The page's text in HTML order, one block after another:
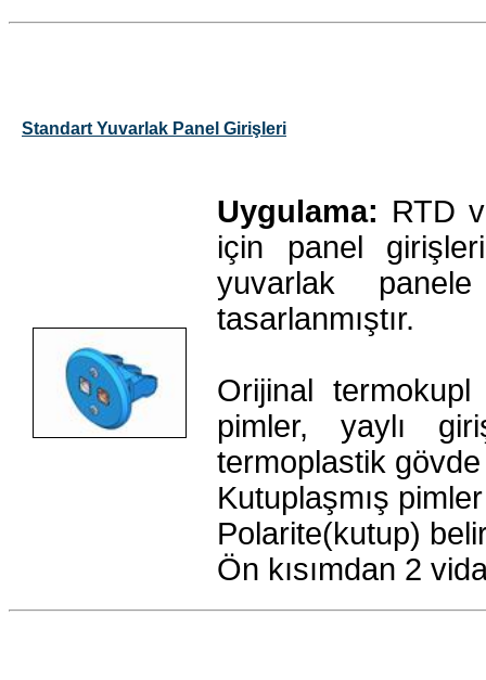
Standart Yuvarlak Panel Girişleri
Uygulama: RTD
için panel
yuvarlak
tasarlanmıştır.
Orijinal
pimler, yaylı
termoplastik gövde
Kutuplaşmış pimler
Polarite(kutup)
Ön kısımdan 2